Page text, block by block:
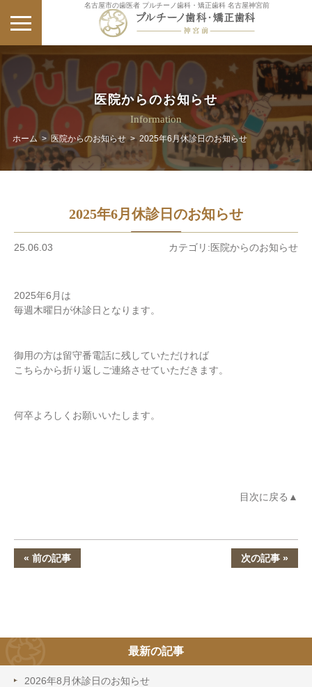
名古屋市の歯医者 プルチーノ歯科・矯正歯科 名古屋神宮前
医院からのお知らせ
Information
ホーム > 医院からのお知らせ > 2025年6月休診日のお知らせ
2025年6月休診日のお知らせ
25.06.03 カテゴリ:医院からのお知らせ
2025年6月は
毎週木曜日が休診日となります。
御用の方は留守番電話に残していただければ
こちらから折り返しご連絡させていただきます。
何卒よろしくお願いいたします。
目次に戻る
« 前の記事 次の記事 »
最新の記事
2026年8月休診日のお知らせ